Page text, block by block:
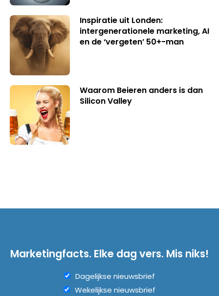
Inspiratie uit Londen:
intergenerationele marketing, AI
en de ‘vergeten’ 50+-man
Waarom Beieren anders is dan
Silicon Valley
Marketingfacts. Elke dag vers. Mis niks!
Dagelijkse nieuwsbrief
Wekelijkse nieuwsbrief